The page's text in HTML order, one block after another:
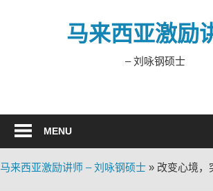
马来西亚激励
– 刘咏钢硕士
MENU
马来西亚激励讲师 – 刘咏钢硕士 » 改变心境，